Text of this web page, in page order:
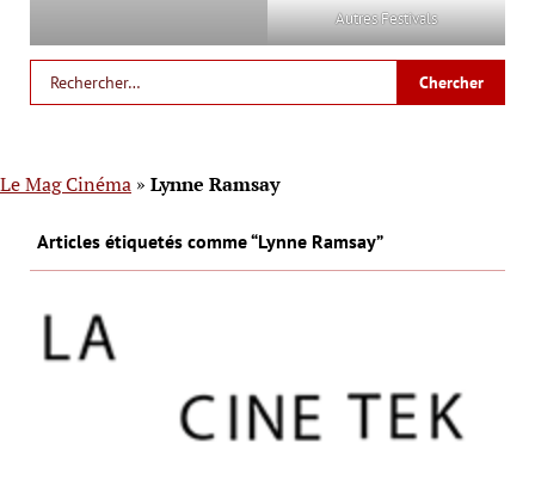
Autres Festivals
Le Mag Cinéma » Lynne Ramsay
Articles étiquetés comme “Lynne Ramsay”